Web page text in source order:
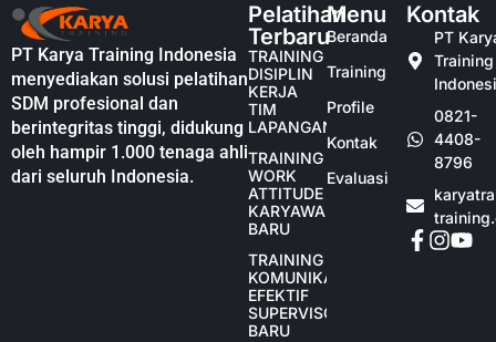
PT Karya Training Indonesia
menyediakan solusi pelatihan
SDM profesional dan
berintegritas tinggi, didukung
oleh hampir 1.000 tenaga ahli
dari seluruh Indonesia.
Pelatihan
Terbaru
TRAINING
DISIPLIN
KERJA
TIM
LAPANGAN
TRAINING
WORK
ATTITUDE
KARYAWAN
BARU
TRAINING
KOMUNIKASI
EFEKTIF
SUPERVISOR
BARU
Menu
Beranda
Training
Profile
Kontak
Evaluasi
Kontak
PT
Training
0821-
4408-
8796